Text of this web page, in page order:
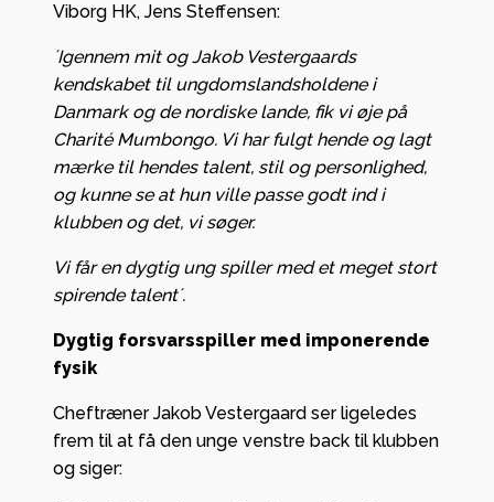
Viborg HK, Jens Steffensen:
´Igennem mit og Jakob Vestergaards
kendskabet til ungdomslandsholdene i
Danmark og de nordiske lande, fik vi øje på
Charité Mumbongo. Vi har fulgt hende og lagt
mærke til hendes talent, stil og personlighed,
og kunne se at hun ville passe godt ind i
klubben og det, vi søger.
Vi får en dygtig ung spiller med et meget stort
spirende talent´.
Dygtig forsvarsspiller med imponerende
fysik
Cheftræner Jakob Vestergaard ser ligeledes
frem til at få den unge venstre back til klubben
og siger: